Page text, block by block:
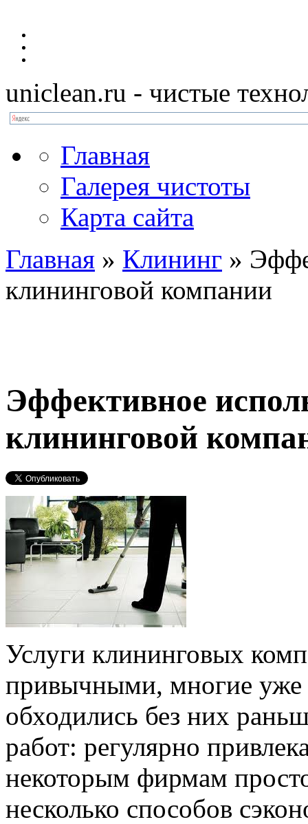
uniclean.ru - чистые
Главная
Галерея чистоты
Карта сайта
Главная » Клининг »
клининговой компании
Эффективное
клининговой
Услуги клининговых
привычными, многие уже
обходились без них
работ: регулярно
некоторым фирмам
несколько способов